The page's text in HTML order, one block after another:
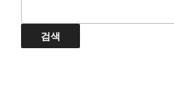
검색